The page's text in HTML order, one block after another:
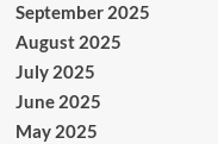
September 2025
August 2025
July 2025
June 2025
May 2025